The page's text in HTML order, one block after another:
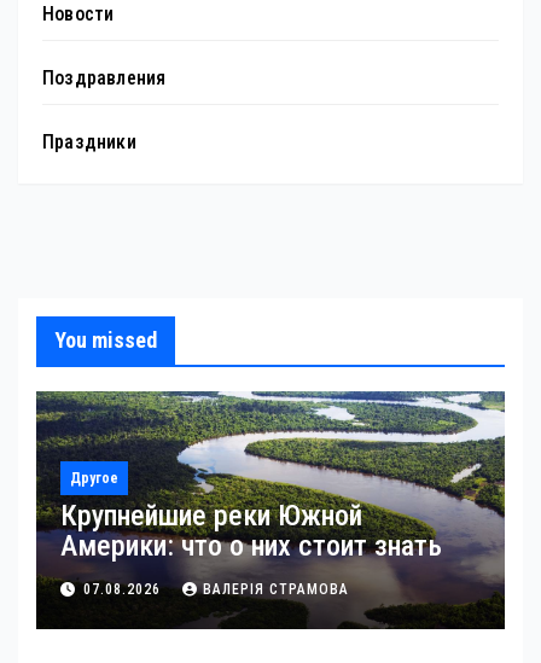
Новости
Поздравления
Праздники
You missed
Другое
Крупнейшие реки Южной
Америки: что о них стоит знать
07.08.2026 ВАЛЕРІЯ СТРАМОВА